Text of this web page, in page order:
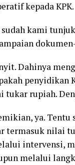
kepada KPK.
kami
Dahinya
penyidikan
tukar rupiah.
ya.
termasuk nilai
intervensi,
melalui